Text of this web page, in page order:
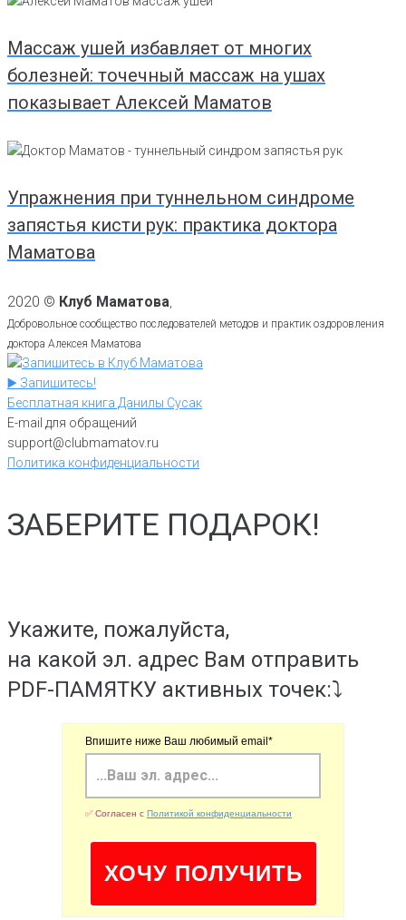
Массаж ушей избавляет от многих
болезней: точечный массаж на ушах
показывает Алексей Маматов
Упражнения при туннельном синдроме
запястья кисти рук: практика доктора
Маматова
2020 © Клуб Маматова
Добровольное сообщество последователей методов и практик оздоровления
доктора Алексея Маматова
▶️ Запишитесь!
Бесплатная книга Данилы Сусак
E-mail для обращений
support@clubmamatov.ru
Политика конфиденциальности
ЗАБЕРИТЕ ПОДАРОК!
Укажите, пожалуйста,
на какой эл. адрес Вам отправить
PDF-ПАМЯТКУ активных точек:⤵️
Впишите ниже Ваш любимый email*
✅ Согласен с Политикой конфиденциальности